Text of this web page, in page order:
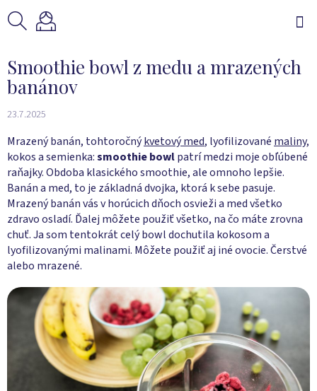
na
Smoothie bowl z medu a mrazených
banánov
23.7.2025
Mrazený banán, tohtoročnýkvetový med, lyofilizované maliny,
kokos a semienka:smoothie bowlpatrí medzi moje obľúbené
raňajky. Obdoba klasického smoothie, ale omnoho lepšie.
Banán a med, to je základná dvojka, ktorá k sebe pasuje.
Mrazený banán vás v horúcich dňoch osvieži a med všetko
zdravo osladí. Ďalej môžete použiť všetko, na čo máte zrovna
chuť. Ja som tentokrát celý bowl dochutila kokosom a
lyofilizovanými malinami. Môžete použiť aj iné ovocie. Čerstvé
alebo mrazené.